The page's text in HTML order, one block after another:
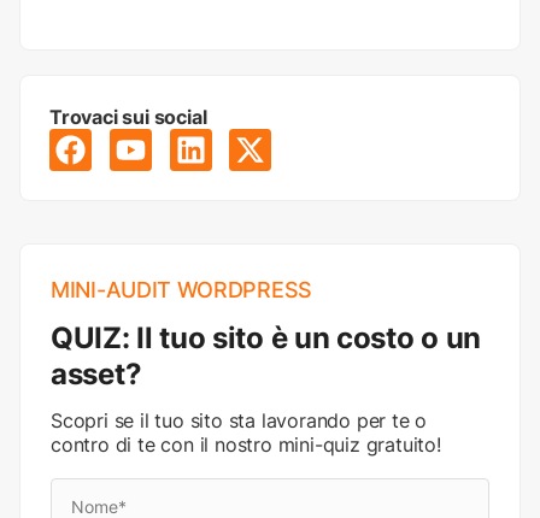
Trovaci sui social
MINI-AUDIT WORDPRESS
QUIZ: Il tuo sito è un costo o un
asset?
Scopri se il tuo sito sta lavorando per te o
contro di te con il nostro mini-quiz gratuito!